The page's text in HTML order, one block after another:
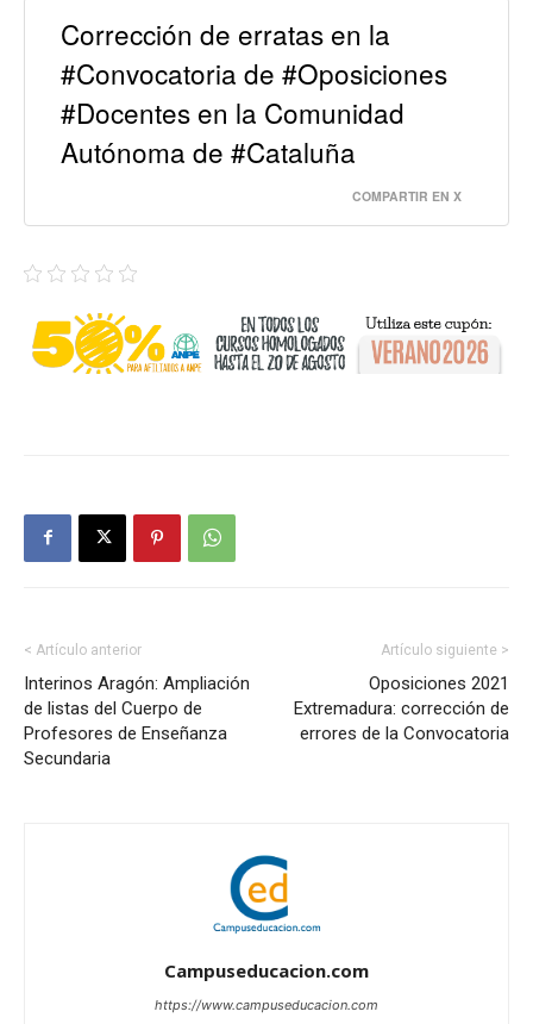
Corrección de erratas en la
#Convocatoria de #Oposiciones
#Docentes en la Comunidad
Autónoma de #Cataluña
COMPARTIR EN X
< Artículo anterior
Interinos Aragón: Ampliación
de listas del Cuerpo de
Profesores de Enseñanza
Secundaria
Artículo siguiente >
Oposiciones 2021
Extremadura: corrección de
errores de la Convocatoria
Campuseducacion.com
https://www.campuseducacion.com